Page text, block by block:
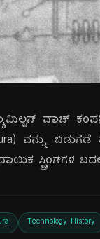
ವಾಚ್
ವನ್ನು
ಸ್ಪ್ರಿಂಗ್‌ಗಳ
Technology History